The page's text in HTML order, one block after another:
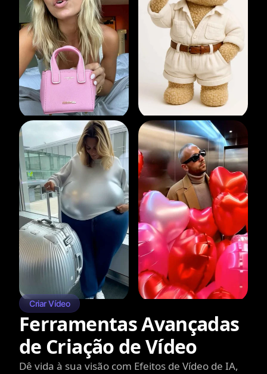
Criar Vídeo
Ferramentas Avançadas
de Criação de Vídeo
Dê vida à sua visão com Efeitos de Vídeo de IA,